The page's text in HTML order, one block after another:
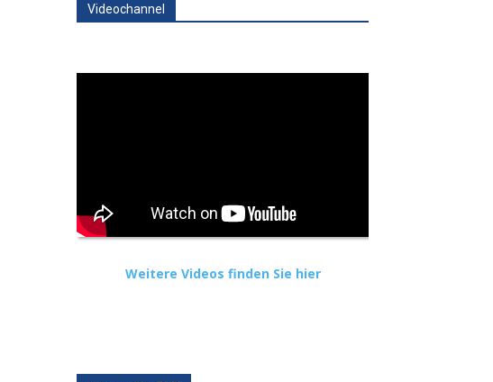
Videochannel
Weitere Videos finden Sie hier